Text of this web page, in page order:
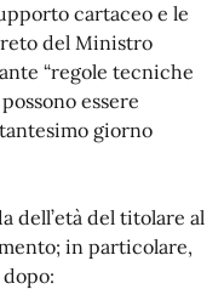
cartaceo e le
del Ministro
“regole tecniche
essere
giorno
dell’età del titolare al
in particolare,